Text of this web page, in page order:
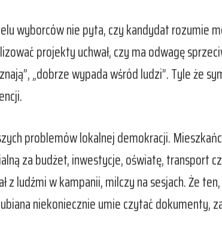
wyborców nie pyta, czy kandydat rozumie
projekty uchwał, czy ma odwagę
„dobrze wypada wśród ludzi”. Tyle że
problemów lokalnej demokracji.
za budżet, inwestycje, oświatę, transport
z ludźmi w kampanii, milczy na sesjach. Że
niekoniecznie umie czytać dokumenty,